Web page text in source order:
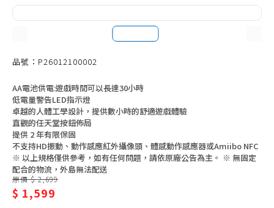
Iphone 17
娛
電
視
遊
樂
器、
週
邊
50-59吋電視
70吋以上電視
電視週邊配件
電視機上盒
影音播放器
家庭劇院/音響
手提音響
品號：P26012100002
AA電池供電:遊戲時間可以長達30小時
低電量警告LED指示燈
卓越的人體工學設計，提供數小時的舒適遊戲體驗
直觀的任天堂按鈕佈局
提供 2 年有限保固
不支持HD振動、動作感應紅外攝像頭、體感動作感應器或Amiibo NFC
※ 以上規格僅供參考，如有任何問題，請依原廠公告為主。 ※ 無固定
配合的物流，外島無法配送
原價 $ 2,699
$ 1,599